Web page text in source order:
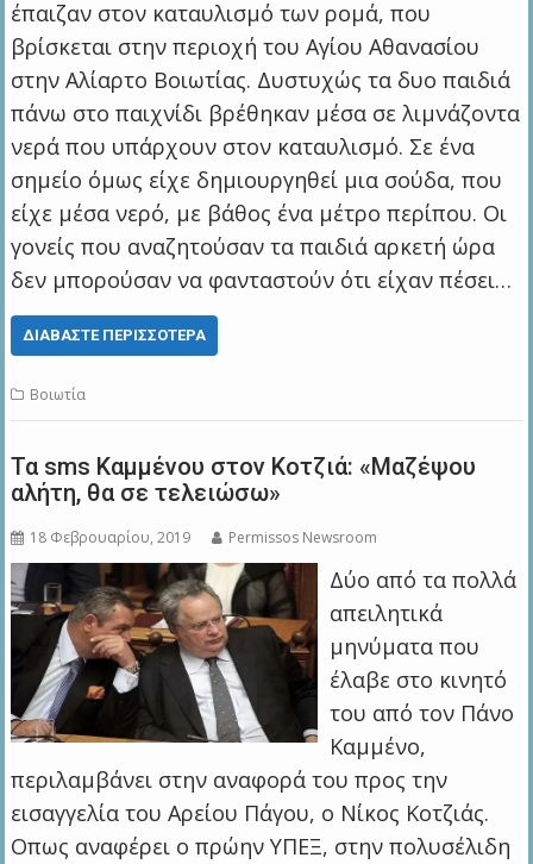
έπαιζαν στον καταυλισμό των ρομά, που
βρίσκεται στην περιοχή του Αγίου Αθανασίου
στην Αλίαρτο Βοιωτίας. Δυστυχώς τα δυο παιδιά
πάνω στο παιχνίδι βρέθηκαν μέσα σε λιμνάζοντα
νερά που υπάρχουν στον καταυλισμό. Σε ένα
σημείο όμως είχε δημιουργηθεί μια σούδα, που
είχε μέσα νερό, με βάθος ένα μέτρο περίπου. Οι
γονείς που αναζητούσαν τα παιδιά αρκετή ώρα
δεν μπορούσαν να φανταστούν ότι είχαν πέσει…
ΔΙΑΒΆΣΤΕ ΠΕΡΙΣΣΌΤΕΡΑ
Βοιωτία
Τα sms Καμμένου στον Κοτζιά: «Μαζέψου
αλήτη, θα σε τελειώσω»
18 Φεβρουαρίου, 2019 Permissos Newsroom
Δύο από τα πολλά
απειλητικά
μηνύματα που
έλαβε στο κινητό
του από τον Πάνο
Καμμένο,
περιλαμβάνει στην αναφορά του προς την
εισαγγελία του Αρείου Πάγου, ο Νίκος Κοτζιάς.
Οπως αναφέρει ο πρώην ΥΠΕΞ, στην πολυσέλιδη